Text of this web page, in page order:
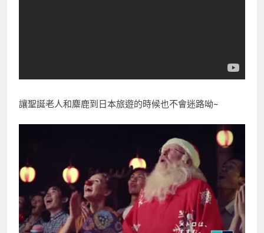
讓聖誕老人和麋鹿到日本旅遊的時候也不會迷路呦~